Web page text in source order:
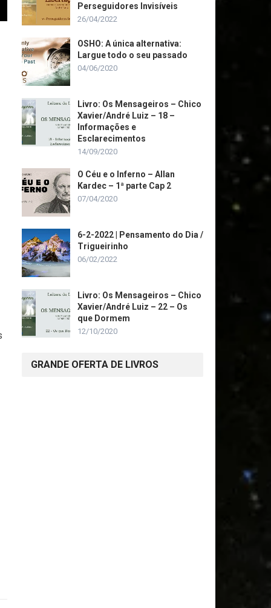
Perseguidores Invisíveis
26/04/2022
OSHO: A única alternativa:
Largue todo o seu passado
04/06/2020
Livro: Os Mensageiros – Chico
Xavier/André Luiz – 18 –
Informações e
Esclarecimentos
14/09/2020
O Céu e o Inferno – Allan
Kardec – 1ª parte Cap 2
07/04/2020
6-2-2022 | Pensamento do Dia /
Trigueirinho
06/02/2022
Livro: Os Mensageiros – Chico
Xavier/André Luiz – 22 – Os
que Dormem
12/10/2020
GRANDE OFERTA DE LIVROS